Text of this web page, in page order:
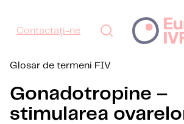
Contactați-ne
Glosar de termeni FIV
Gonadotropine –
stimularea